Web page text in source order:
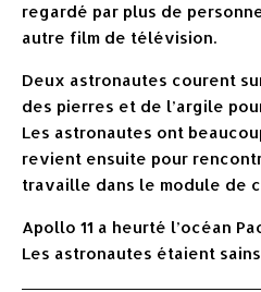
regardé par plus de
autre film de télévision.
Deux astronautes courent
des pierres et de l’argile
Les astronautes ont
revient ensuite pour
travaille dans le module de
Apollo 11 a heurté l’océan
Les astronautes étaient